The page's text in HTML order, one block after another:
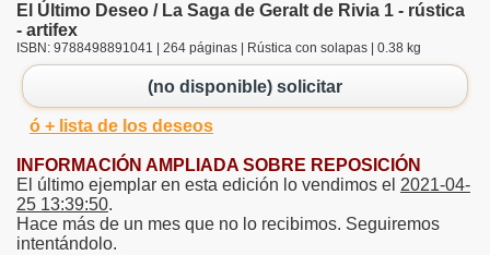
El Último Deseo / La Saga de Geralt de Rivia 1 - rústica
- artifex
ISBN: 9788498891041 | 264 páginas | Rústica con solapas | 0.38 kg
(no disponible) solicitar
ó + lista de los deseos
INFORMACIÓN AMPLIADA SOBRE REPOSICIÓN
El último ejemplar en esta edición lo vendimos el 2021-04-
25 13:39:50.
Hace más de un mes que no lo recibimos. Seguiremos
intentándolo.